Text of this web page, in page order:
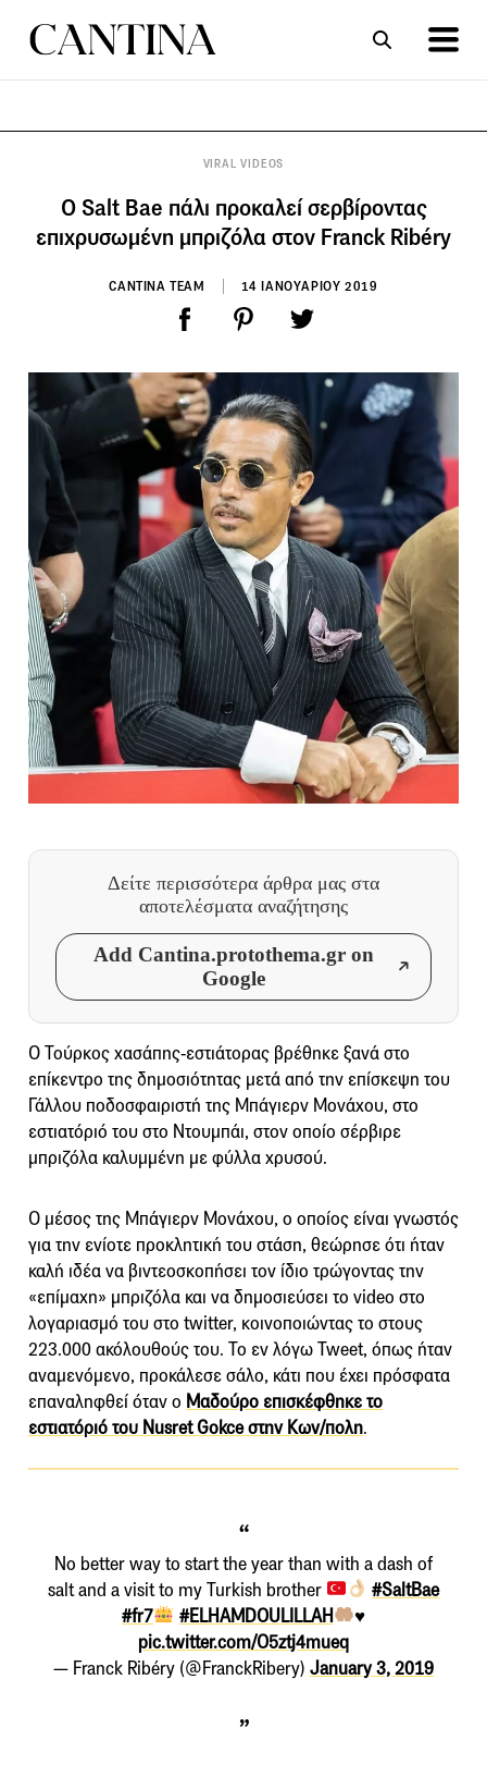
VIRAL VIDEOS
Ο Salt Bae πάλι προκαλεί σερβίροντας
επιχρυσωμένη μπριζόλα στον Franck Ribéry
CANTINA TEAM 14 ΙΑΝΟΥΑΡΙΟΥ 2019
Δείτε περισσότερα άρθρα μας στα
αποτελέσματα αναζήτησης
Add Cantina.protothema.gr on
Google
Ο Τούρκος χασάπης-εστιάτορας βρέθηκε ξανά στο
επίκεντρο της δημοσιότητας μετά από την επίσκεψη του
Γάλλου ποδοσφαιριστή της Μπάγιερν Μονάχου, στο
εστιατόριό του στο Ντουμπάι, στον οποίο σέρβιρε
μπριζόλα καλυμμένη με φύλλα χρυσού.
Ο μέσος της Μπάγιερν Μονάχου, ο οποίος είναι γνωστός
για την ενίοτε προκλητική του στάση, θεώρησε ότι ήταν
καλή ιδέα να βιντεοσκοπήσει τον ίδιο τρώγοντας την
«επίμαχη» μπριζόλα και να δημοσιεύσει το video στο
λογαριασμό του στο twitter, κοινοποιώντας το στους
223.000 ακόλουθούς του. Το εν λόγω Tweet, όπως ήταν
αναμενόμενο, προκάλεσε σάλο, κάτι που έχει πρόσφατα
επαναληφθεί όταν ο Μαδούρο επισκέφθηκε το
εστιατόριό του Nusret Gokce στην Κων/πολη.
No better way to start the year than with a dash of
salt and a visit to my Turkish brother
#SaltBae
#fr7
#ELHAMDOULILLAH
♥️
pic.twitter.com/O5ztj4mueq
— Franck Ribéry (@FranckRibery) January 3, 2019